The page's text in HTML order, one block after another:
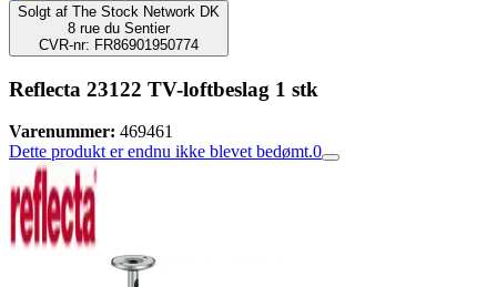
Solgt af The Stock Network DK
8 rue du Sentier
CVR-nr: FR86901950774
Reflecta 23122 TV-loftbeslag 1 stk
Varenummer: 469461
Dette produkt er endnu ikke blevet bedømt.0